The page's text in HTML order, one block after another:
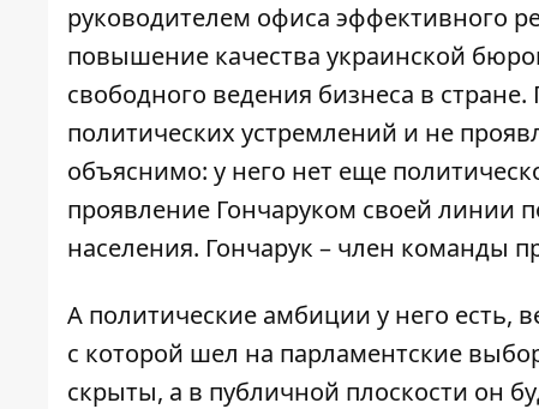
руководителем офиса эффективного
повышение качества украинской
свободного ведения бизнеса в
политических устремлений и не
объяснимо: у него нет еще
проявление Гончаруком своей линии
населения. Гончарук – член команды
А политические амбиции у него есть,
с которой шел на парламентские
скрыты, а в публичной плоскости он